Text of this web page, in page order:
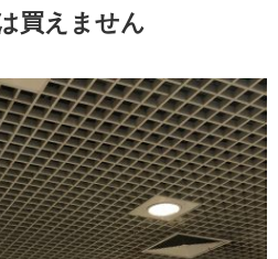
買えません